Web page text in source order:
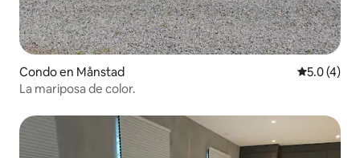
Condo en Månstad
5.0 (4)
La mariposa de color.